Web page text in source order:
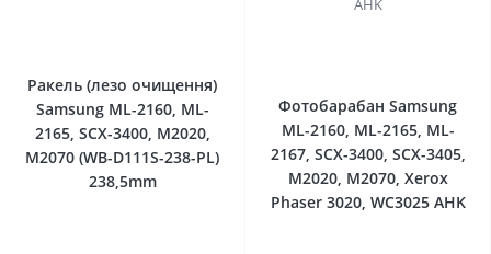
Ракель (лезо очищення)
Samsung ML-2160, ML-
2165, SCX-3400, M2020,
M2070 (WB-D111S-238-PL)
238,5mm
Фотобарабан Samsung
ML-2160, ML-2165, ML-
2167, SCX-3400, SCX-3405,
M2020, M2070, Xerox
Phaser 3020, WC3025 AHK